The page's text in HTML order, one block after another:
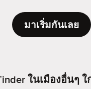
มาเริ่มกันเลย
ในเมืองอื่นๆ